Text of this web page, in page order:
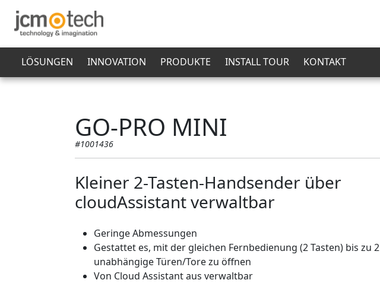
LÖSUNGEN INNOVATION PRODUKTE INSTALL TOUR KONTAKT
GO-PRO MINI
#1001436
Kleiner 2-Tasten-Handsender über
cloudAssistant verwaltbar
Geringe Abmessungen
Gestattet es, mit der gleichen Fernbedienung (2 Tasten) bis zu 2
unabhängige Türen/Tore zu öffnen
Von Cloud Assistant aus verwaltbar